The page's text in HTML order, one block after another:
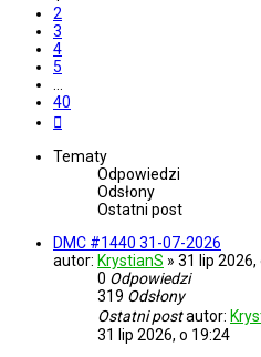
2
3
4
5
…
40
Tematy
Odpowiedzi
Odsłony
Ostatni post
DMC #1440 31-07-2026
autor: KrystianS » 31 lip 2026,
0 Odpowiedzi
319 Odsłony
Ostatni postautor:
31 lip 2026, o 19:24